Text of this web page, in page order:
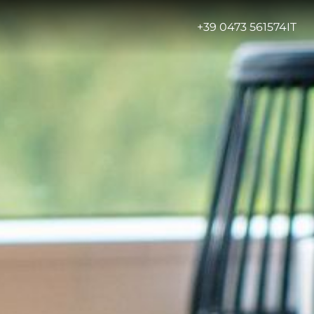
+39 0473 561574IT